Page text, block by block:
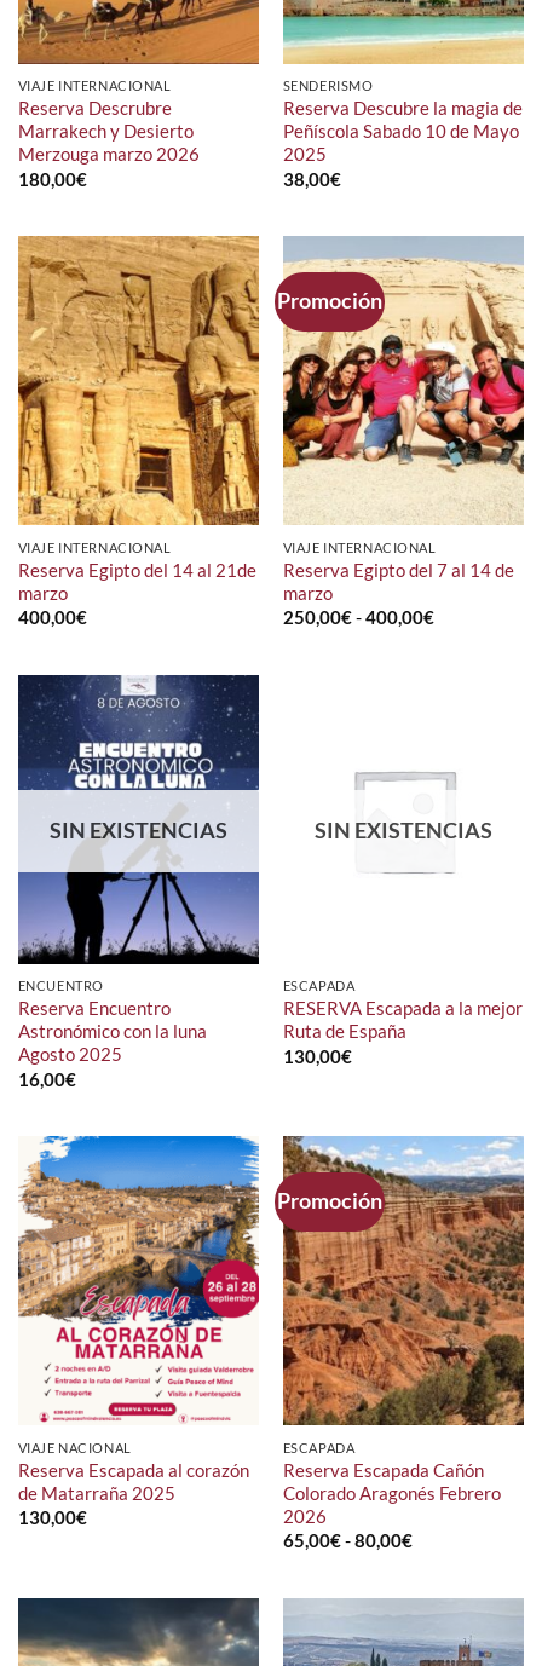
VIAJE INTERNACIONAL
Reserva Descrubre
Marrakech y Desierto
Merzouga marzo 2026
180,00€
SENDERISMO
Reserva Descubre la magia de
Peñíscola Sabado 10 de Mayo
2025
38,00€
VIAJE INTERNACIONAL
Reserva Egipto del 14 al 21de
marzo
400,00€
Promoción
VIAJE INTERNACIONAL
Reserva Egipto del 7 al 14 de
marzo
250,00€-400,00€Rango
SIN EXISTENCIAS
ENCUENTRO
Reserva Encuentro
Astronómico con la luna
Agosto 2025
16,00€
SIN EXISTENCIAS
ESCAPADA
RESERVA Escapada a la mejor
Ruta de España
130,00€
VIAJE NACIONAL
Reserva Escapada al corazón
de Matarraña 2025
130,00€
Promoción
ESCAPADA
Reserva Escapada Cañón
Colorado Aragonés Febrero
2026
65,00€-80,00€Rango
80,00€